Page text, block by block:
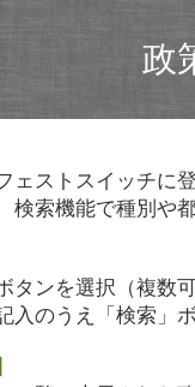
政
ェストスイッチに
検索機能で種別や
タンを選択（複数
入のうえ「検索」